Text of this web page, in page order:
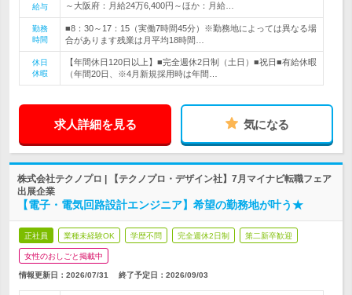
給与
～大阪府：月給24万6,400円～ほか：月給…
勤務
時間
■8：30～17：15（実働7時間45分）※勤務地によっては異なる場
合があります残業は月平均18時間…
休日
休暇
【年間休日120日以上】■完全週休2日制（土日）■祝日■有給休暇
（年間20日、※4月新規採用時は年間…
求人詳細を見る 気になる
株式会社テクノプロ | 【テクノプロ・デザイン社】7月マイナビ転職フェア
出展企業
【電子・電気回路設計エンジニア】希望の勤務地が叶う★
正社員 業種未経験OK 学歴不問 完全週休2日制 第二新卒歓迎
女性のおしごと掲載中
情報更新日：2026/07/31 終了予定日： 2026/09/03